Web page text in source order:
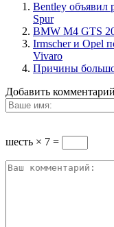
Bentley объявил
Spur
BMW M4 GTS
Irmscher и Opel
Vivaro
Причины
Добавить комментарий
шесть × 7 =